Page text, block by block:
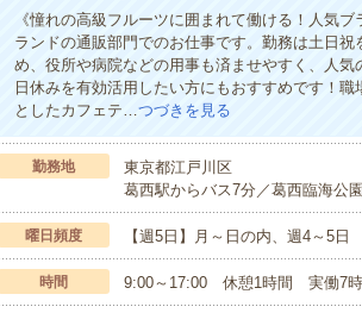
《憧れの高級フルーツに囲まれて働ける！人気
ランドの通販部門でのお仕事です。勤務は土日
め、役所や病院などの用事も済ませやすく、人
日休みを有効活用したい方にもおすすめです！
としたカフェテ…つづきを見る
勤務地
東京都江戸川区
葛西駅からバス7分／葛西臨海公
曜日頻度 【週5日】月～日の内、週4～5
時間 9:00～17:00 休憩1時間 実働7